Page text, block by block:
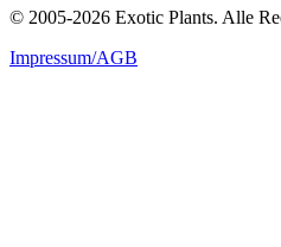
© 2005-2026 Exotic Plants. Alle
Impressum/AGB